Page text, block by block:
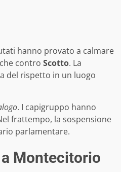
hanno provato a calmare
contro Scotto. La
del rispetto in un luogo
. I capigruppo hanno
frattempo, la sospensione
parlamentare.
Montecitorio